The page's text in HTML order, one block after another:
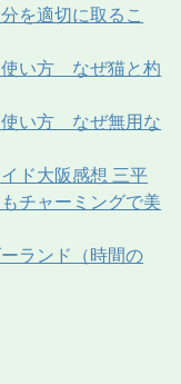
を適切に取るこ
使い方 なぜ猫と杓
使い方 なぜ無用な
ド大阪感想 三平
チャーミングで美
ランド（時間の